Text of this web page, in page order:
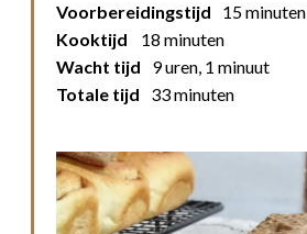
Voorbereidingstijd
15 minuten
Kooktijd
18 minuten
Wacht tijd
9 uren, 1 minuut
Totale tijd
33 minuten